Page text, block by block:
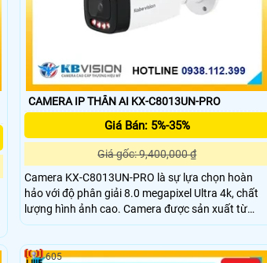
CAMERA IP THÂN AI KX-C8013UN-PRO
Giá Bán: 5%-35%
Giá gốc: 9,400,000 ₫
Camera KX-C8013UN-PRO là sự lựa chọn hoàn
hảo với độ phân giải 8.0 megapixel Ultra 4k, chất
lượng hình ảnh cao. Camera được sản xuất từ
chất liệu kim loại, hỗ trợ cảnh báo cống trộm chủ
âm và loa trên camera giúp nghe và nói trong
605